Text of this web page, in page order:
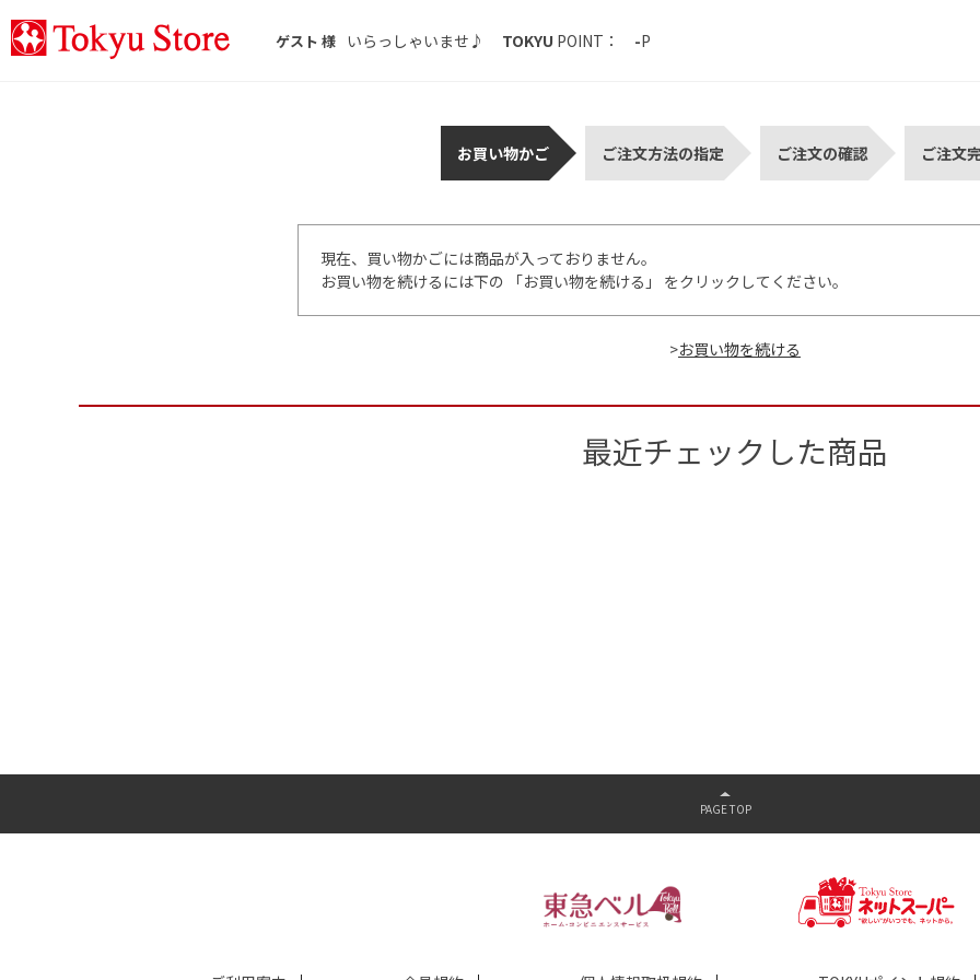
ゲスト 様 いらっしゃいませ♪ TOKYU POINT： -P
お買い物かご ご注文方法の指定 ご注文の確認 ご注文
現在、買い物かごには商品が入っておりません。
お買い物を続けるには下の 「お買い物を続ける」 をクリックしてください。
>
最近チェックした商品